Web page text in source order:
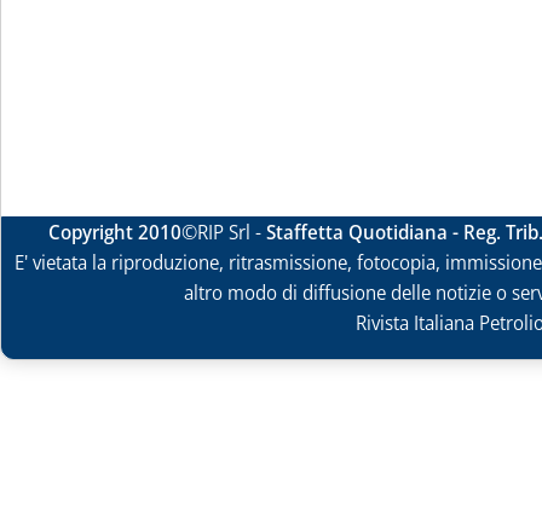
Copyright 2010©RIP Srl -Staffetta Quotidiana - Reg.
E' vietata la riproduzione, ritrasmissione, fotocopia,
altro modo di diffusione delle notizie o
Rivista Italiana